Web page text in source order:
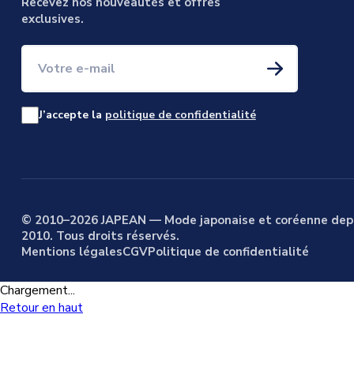
exclusives.
J’accepte la politique de confidentialité
© 2010–2026 JAPEAN — Mode japonaise et coréenne
2010. Tous droits réservés.
Mentions légalesCGVPolitique de confidentialité
Chargement...
Retour en haut